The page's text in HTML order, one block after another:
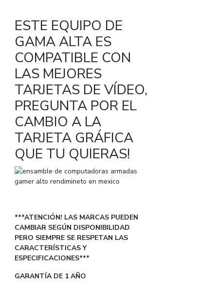
ESTE EQUIPO DE
GAMA ALTA ES
COMPATIBLE CON
LAS MEJORES
TARJETAS DE VÍDEO,
PREGUNTA POR EL
CAMBIO A LA
TARJETA GRÁFICA
QUE TU QUIERAS!
***ATENCIÓN! LAS MARCAS PUEDEN
CAMBIAR SEGÚN DISPONIBILIDAD
PERO SIEMPRE SE RESPETAN LAS
CARACTERÍSTICAS Y
ESPECIFICACIONES***
GARANTÍA DE 1 AÑO